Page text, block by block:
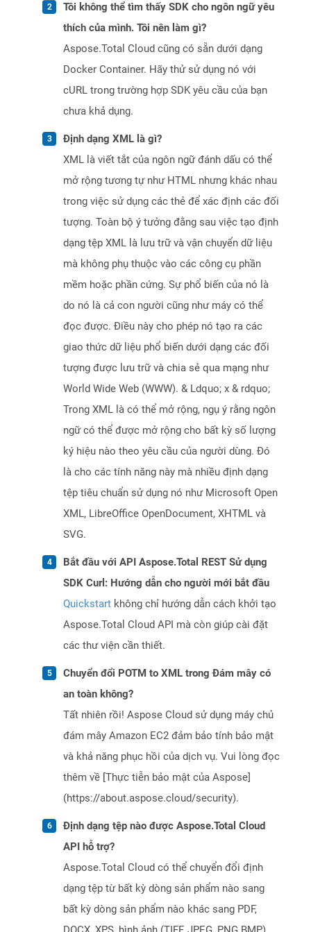
Tôi không thể tìm thấy SDK cho ngôn ngữ yêu
thích của mình. Tôi nên làm gì?
Aspose.Total Cloud cũng có sẵn dưới dạng
Docker Container. Hãy thử sử dụng nó với
cURL trong trường hợp SDK yêu cầu của bạn
chưa khả dụng.
Định dạng XML là gì?
XML là viết tắt của ngôn ngữ đánh dấu có thể
mở rộng tương tự như HTML nhưng khác nhau
trong việc sử dụng các thẻ để xác định các đối
tượng. Toàn bộ ý tưởng đằng sau việc tạo định
dạng tệp XML là lưu trữ và vận chuyển dữ liệu
mà không phụ thuộc vào các công cụ phần
mềm hoặc phần cứng. Sự phổ biến của nó là
do nó là cả con người cũng như máy có thể
đọc được. Điều này cho phép nó tạo ra các
giao thức dữ liệu phổ biến dưới dạng các đối
tượng được lưu trữ và chia sẻ qua mạng như
World Wide Web (WWW). & Ldquo; x & rdquo;
Trong XML là có thể mở rộng, ngụ ý rằng ngôn
ngữ có thể được mở rộng cho bất kỳ số lượng
ký hiệu nào theo yêu cầu của người dùng. Đó
là cho các tính năng này mà nhiều định dạng
tệp tiêu chuẩn sử dụng nó như Microsoft Open
XML, LibreOffice OpenDocument, XHTML và
SVG.
Bắt đầu với API Aspose.Total REST Sử dụng
SDK Curl: Hướng dẫn cho người mới bắt đầu
Quickstart không chỉ hướng dẫn cách khởi tạo
Aspose.Total Cloud API mà còn giúp cài đặt
các thư viện cần thiết.
Chuyển đổi POTM to XML trong Đám mây có
an toàn không?
Tất nhiên rồi! Aspose Cloud sử dụng máy chủ
đám mây Amazon EC2 đảm bảo tính bảo mật
và khả năng phục hồi của dịch vụ. Vui lòng đọc
thêm về [Thực tiễn bảo mật của Aspose]
(https://about.aspose.cloud/security).
Định dạng tệp nào được Aspose.Total Cloud
API hỗ trợ?
Aspose.Total Cloud có thể chuyển đổi định
dạng tệp từ bất kỳ dòng sản phẩm nào sang
bất kỳ dòng sản phẩm nào khác sang PDF,